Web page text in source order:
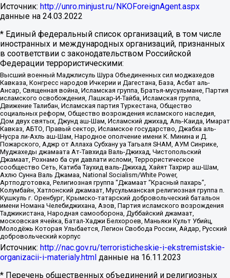
Источник: http://unro.minjust.ru/NKOForeignAgent.aspx
данные на 24.03.2022
* Единый федеральный список организаций, в том числе
иностранных и международных организаций, признанных
в соответствии с законодательством Российской
Федерации террористическими:
Высший военный Маджлисуль Шура Объединенных сил моджахедов
Кавказа, Конгресс народов Ичкерии и Дагестана, База, Асбат аль-
Ансар, Священная война, Исламская группа, Братья-мусульмане, Партия
исламского освобождения, Лашкар-И-Тайба, Исламская группа,
Движение Талибан, Исламская партия Туркестана, Общество
социальных реформ, Общество возрождения исламского наследия,
Дом двух святых, Джунд аш-Шам, Исламский джихад, Аль-Каида, Имарат
Кавказ, АБТО, Правый сектор, Исламское государство, Джабха аль-
Нусра ли-Ахль аш-Шам, Народное ополчение имени К. Минина и Д.
Пожарского, Аджр от Аллаха Субхану уа Тагьаля SHAM, АУМ Синрике,
Муджахеды джамаата Ат-Тавхида Валь-Джихад, Чистопольский
Джамаат, Рохнамо ба суи давлати исломи, Террористическое
сообщество Сеть, Катиба Таухид валь-Джихад, Хайят Тахрир аш-Шам,
Ахлю Сунна Валь Джамаа, National Socialism/White Power,
Артподготовка, Религиозная группа “Джамаат “Красный пахарь”,
Колумбайн, Хатлонский джамаат, Мусульманская религиозная группа п.
Кушкуль г. Оренбург, Крымско-татарский добровольческий батальон
имени Номана Челебиджихана, Азов, Партия исламского возрождения
Таджикистана, Народная самооборона, Дуббайский джамаат,
московская ячейка, Батал-Хаджи Белхороев, Маньяки Культ Убийц,
Молодёжь Которая Улыбается, Легион Свобода России, Айдар, Русский
добровольческий корпус
Источник: http://nac.gov.ru/terroristicheskie-i-ekstremistskie-
organizacii-i-materialy.html данные на 16.11.2023
* Перечень общественных объединений и религиозных